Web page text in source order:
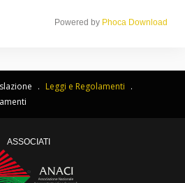
Powered by Phoca Download
. Leggi e Regolamenti .
ASSOCIATI